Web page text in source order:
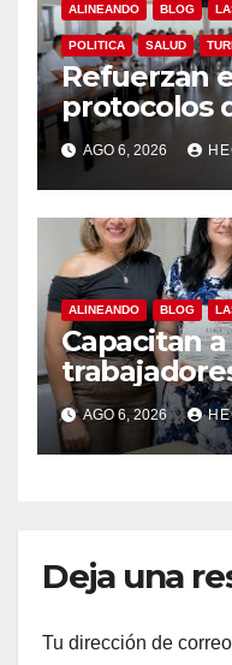
ALINEANDO BLOG
POLITICA SALUD
Refuerzan
protocolos
rescate en
y AGO 6, 2026
ALINEANDO BLOG
Capacitan a
hotelero en
humanos y
en Los
AGO 6, 2026
Deja una
Tu dirección de